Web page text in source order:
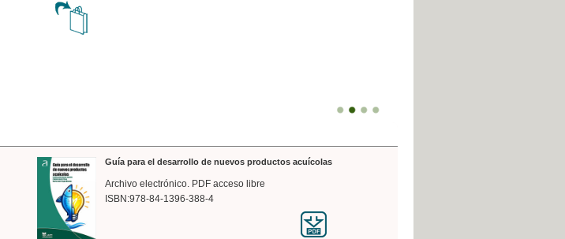
Guía para el desarrollo de nuevos productos acuícolas
Archivo electrónico. PDF acceso libre
ISBN:978-84-1396-388-4